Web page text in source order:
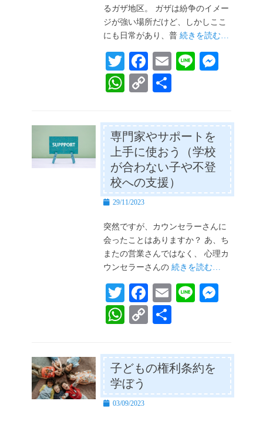
るガザ地区。 ガザは紛争のイメー
ジが強い場所だけど、しかしここ
にも日常があり、普続きを読む…
T
wi
tte
r
Fa
ce
bo
ok
E
Li
ng
er
W
ts
A
pp
C
y
Li
nk
専門家やサポートを
上手に使おう（学校
が合わない子や不登
校への支援）
投
日
29/11/2023
突然ですが、カウンセラーさんに
会ったことはありますか？ あ、ち
またの営業さんではなく、 心理カ
ウンセラーさんの続きを読む…
T
wi
tte
r
Fa
ce
bo
ok
E
Li
ng
er
W
ts
A
pp
C
y
Li
nk
子どもの権利条約を
学ぼう
投 03/09/2023